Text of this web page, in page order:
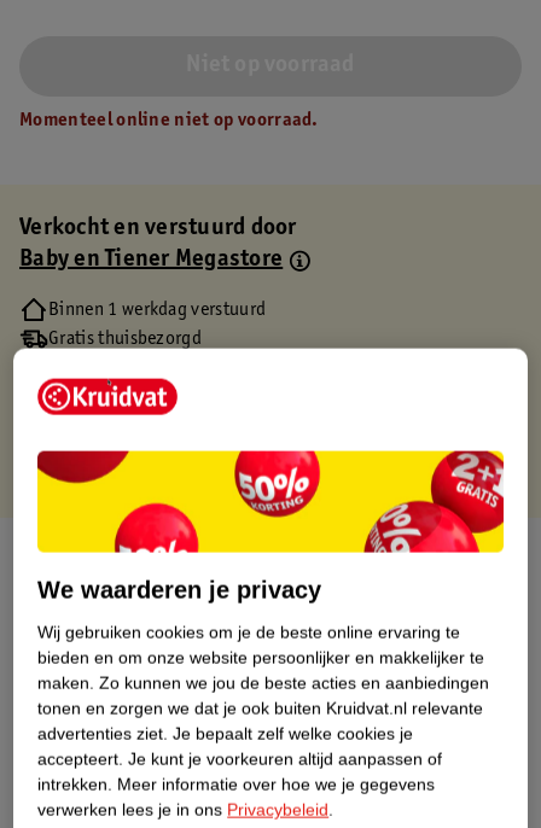
Momenteel online niet op voorraad.
Verkocht en verstuurd door
Baby en Tiener Megastore
Binnen 1 werkdag verstuurd
Gratis thuisbezorgd
Gratis punten met je Kruidvat kaart
Over dit product
Productinformatie
Nature Impact Score
Dit product heeft (nog) geen Nature
Impact Score.
Meer informatie
We waarderen je privacy
Wij gebruiken cookies om je de beste online ervaring te
bieden en om onze website persoonlijker en makkelijker te
maken. Zo kunnen we jou de beste acties en aanbiedingen
tonen en zorgen we dat je ook buiten Kruidvat.nl relevante
advertenties ziet. Je bepaalt zelf welke cookies je
accepteert. Je kunt je voorkeuren altijd aanpassen of
intrekken. Meer informatie over hoe we je gegevens
verwerken lees je in ons Privacybeleid.